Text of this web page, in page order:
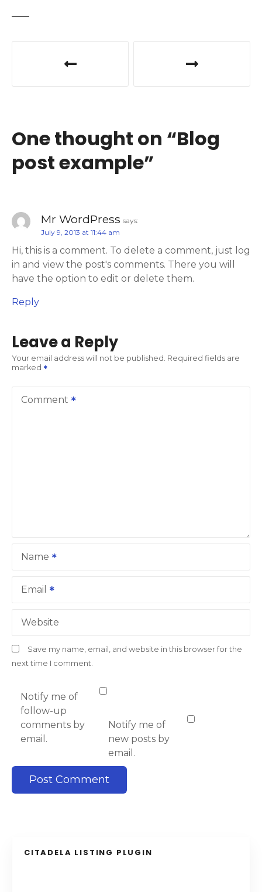
n
a
i
g
a
t
o
n
One thought on “Blog
post example”
Mr WordPress says:
July 9, 2013 at 11:44 am
Hi, this is a comment. To delete a comment, just log
in and view the post's comments. There you will
have the option to edit or delete them.
Reply
Leave a Reply
Your email address will not be published. Required fields are
marked
Comment
Name
Email
Website
Save my name, email, and website in this browser for the
next time I comment.
Notify me of
follow-up
comments by
email.
Notify me of
new posts by
email.
CITADELA LISTING PLUGIN